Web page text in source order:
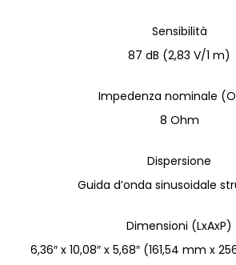
Sensibilità
87 dB (2,83 V/1 m)
Impedenza nominale
8 Ohm
Dispersione
Guida d’onda sinusoidale
Dimensioni (LxAxP)
6,36″ x 10,08″ x 5,68″ (161,54 mm x